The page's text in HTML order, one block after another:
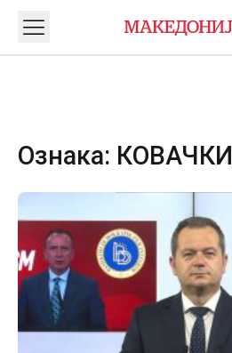
Ознака: КОВАЧКИ